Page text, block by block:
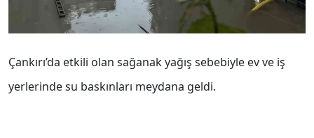
Çankırı’da etkili olan sağanak yağış sebebiyle ev ve iş
yerlerinde su baskınları meydana geldi.